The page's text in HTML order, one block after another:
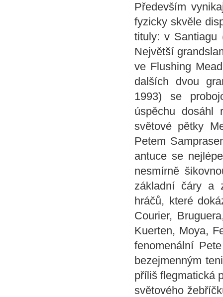
Především
fyzicky skvěle
tituly: v Santiagu
Největší
ve Flushing
dalších dvou
1993) se
úspěchu
světové pětky
Petem
antuce se
nesmírně
základní čáry a
hráčů, které
Courier,
Kuerten, Moya,
fenomenální
bezejmenným
příliš flegmatická
světového